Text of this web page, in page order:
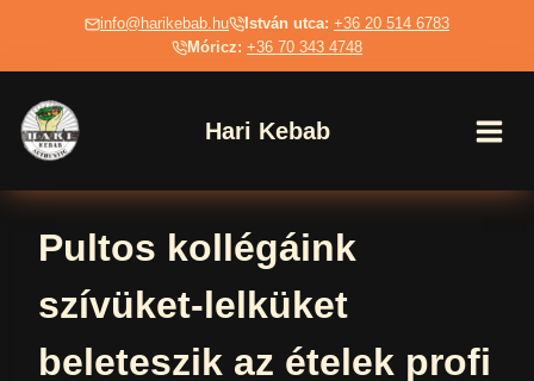
content
info@harikebab.hu István utca: +36 20 514 6783
Móricz: +36 70 343 4748
Hari Kebab
Pultos kollégáink
szívüket-lelküket
beleteszik az ételek profi